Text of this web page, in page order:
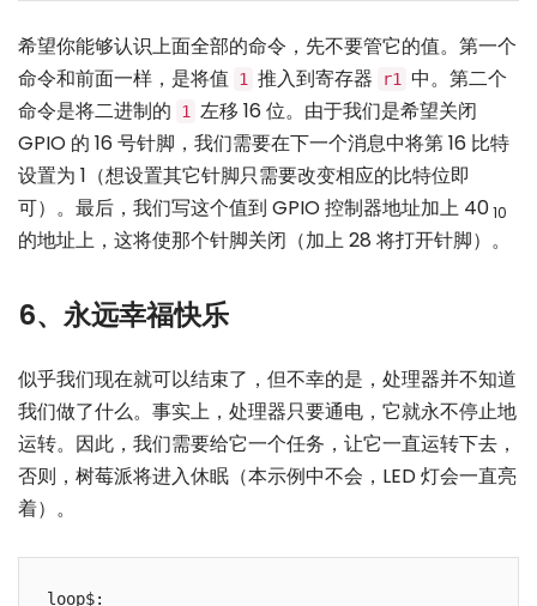
希望你能够认识上面全部的命令，先不要管它的值。第一个
命令和前面一样，是将值 1 推入到寄存器 r1
中。第二个
命令是将二进制的
1
左移 16 位。由于我们是希望关闭
GPIO 的 16 号针脚，我们需要在下一个消息中将第 16 比特
设置为 1（想设置其它针脚只需要改变相应的比特位即
可）。最后，我们写这个值到 GPIO 控制器地址加上 4010
的地址上，这将使那个针脚关闭（加上 28 将打开针脚）。
6、永远幸福快乐
似乎我们现在就可以结束了，但不幸的是，处理器并不知道
我们做了什么。事实上，处理器只要通电，它就永不停止地
运转。因此，我们需要给它一个任务，让它一直运转下去，
否则，树莓派将进入休眠（本示例中不会，LED 灯会一直亮
着）。
loop$: